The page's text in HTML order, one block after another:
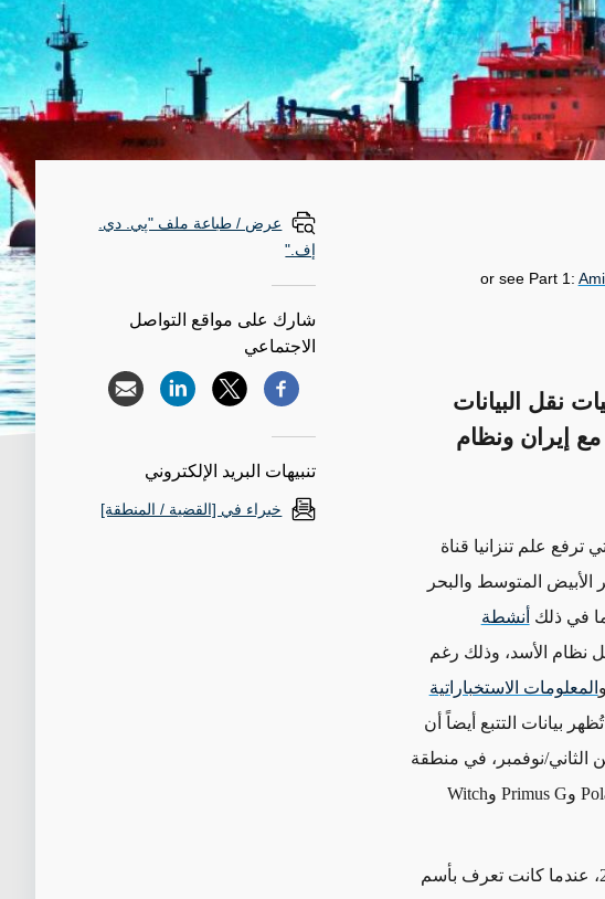
or see Part 1:
نقل البيانات
إيران ونظام
ترفع علم تنزانيا قناة
المتوسط والبحر
في ذلك أنشطة
نظام الأسد، وذلك رغم
المعلومات الاستخباراتية
بيانات التتبع أيضاً أن
الثاني/نوفمبر، في منطقة
وPrimus G وWitch
عرض / طباعة ملف "پي. دي.
إف."
شارك على مواقع التواصل
الاجتماعي
تنبيهات البريد الإلكتروني
خبراء في [القضية / المنطقة]